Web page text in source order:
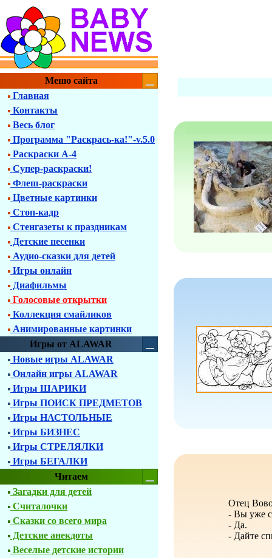
Меню сайта
Главная
Контакты
Весь блог
Программа "Раскрась-ка!"-v.5.0
Раскраски А-4
Супер-раскраски!
Флеш-раскраски
Цветные картинки
Стоп-кадр
Стенгазеты к праздникам
Детские песенки
Аудио-сказки для детей
Игры онлайн
Диафильмы
Голосовые открытки
Коллекция смайликов
Анимированные картинки
Игры от ALAWAR
Новые игры ALAWAR
Онлайн игры ALAWAR
Игры ШАРИКИ
Игры ПОИСК ПРЕДМЕТОВ
Игры НАСТОЛЬНЫЕ
Игры БИЗНЕС
Игры СТРЕЛЯЛКИ
Игры БЕГАЛКИ
Читаем
Загадки для детей
Считалочки
Сказки со всего мира
Детские анекдоты
Веселые детские истории
Отец
- Вы уже
- Да.
- Дайте